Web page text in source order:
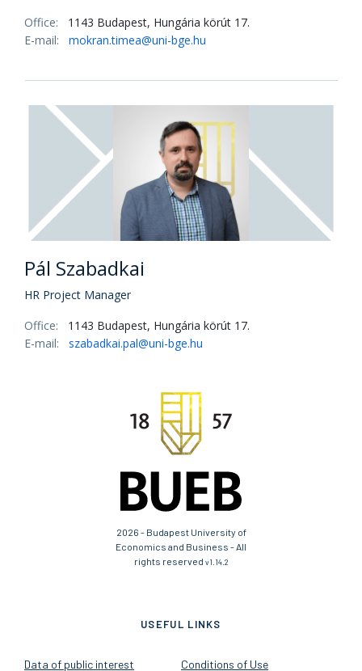
Office:
1143 Budapest, Hungária körút 17.
E-mail:
mokran.timea@uni-bge.hu
Pál Szabadkai
HR Project Manager
Office:
1143 Budapest, Hungária körút 17.
E-mail:
szabadkai.pal@uni-bge.hu
2026 - Budapest University of
Economics and Business - All
rights reserved v1.14.2
USEFUL LINKS
Data of public interest Conditions of Use